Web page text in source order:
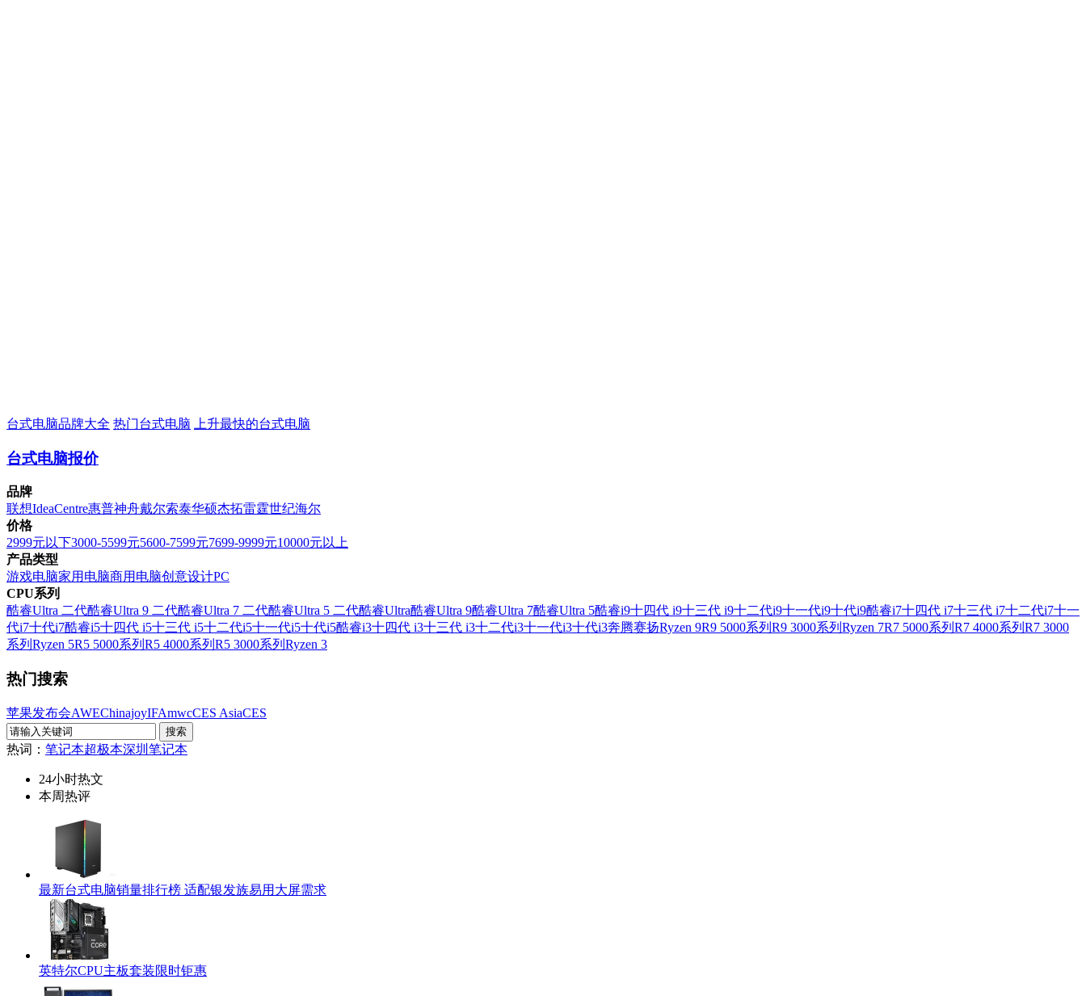
台式电脑品牌大全 热门台式电脑 上升最快的台式电脑
台式电脑报价
品牌
联想IdeaCentre惠普神舟戴尔索泰华硕杰拓雷霆世纪海尔
价格
2999元以下3000-5599元5600-7599元7699-9999元10000元以上
产品类型
游戏电脑家用电脑商用电脑创意设计PC
CPU系列
酷睿Ultra 二代酷睿Ultra 9 二代酷睿Ultra 7 二代酷睿Ultra 5 二代酷睿Ultra酷睿Ultra 9酷睿Ultra 7酷睿Ultra 5酷睿i9十四代 i9十三代 i9十二代i9十一代i9十代i9酷睿i7十四代 i7十三代 i7十二代i7十一
代i7十代i7酷睿i5十四代 i5十三代 i5十二代i5十一代i5十代i5酷睿i3十四代 i3十三代 i3十二代i3十一代i3十代i3奔腾赛扬Ryzen 9R9 5000系列 R9 3000系列 Ryzen 7R7 5000系列 R7 4000系列 R7 3000
系列 Ryzen 5R5 5000系列 R5 4000系列 R5 3000系列 Ryzen 3
热门搜索
苹果发布会AWEChinajoyIFAmwcCES AsiaCES
热词： 笔记本超极本深圳笔记本
24小时热文
本周热评
最新台式电脑销量排行榜 适配银发族易用大屏需求
英特尔CPU主板套装限时钜惠